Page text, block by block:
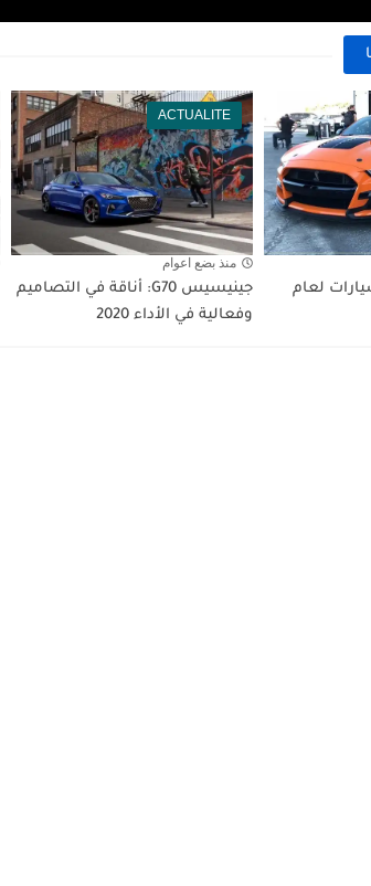
على أفخم 7 سيارات لعام
ACTUALITE
منذ بضع اعوام
جينيسيس G70: أناقة في التصاميم
وفعالية في الأداء 2020